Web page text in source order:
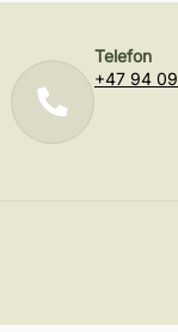
Telefon
+47 94